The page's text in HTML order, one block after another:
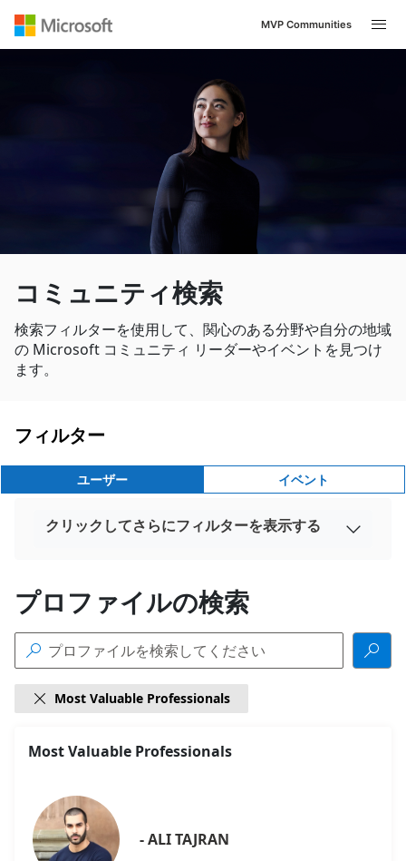
MVP Communities
コミュニティ検索
検索フィルターを使用して、関心のある分野や自分の地域
の Microsoft コミュニティ リーダーやイベントを見つけ
ます。
フィルター
ユーザー イベント
クリックしてさらにフィルターを表示する 
プロファイルの検索
 
 Most Valuable Professionals
Most Valuable Professionals
- ALI TAJRAN